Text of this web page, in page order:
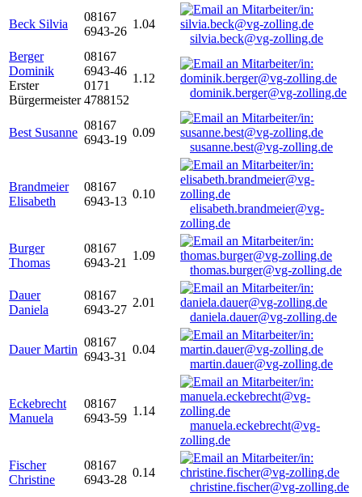
Beck Silvia
08167
6943-26
1.04
silvia.beck@vg-zolling.de
Berger
Dominik
Erster
Bürgermeister
08167
6943-46
0171
4788152
1.12
dominik.berger@vg-zolling.de
Best Susanne
08167
6943-19
0.09
susanne.best@vg-zolling.de
Brandmeier
Elisabeth
08167
6943-13
0.10
elisabeth.brandmeier@vg-
zolling.de
Burger
Thomas
08167
6943-21
1.09
thomas.burger@vg-zolling.de
Dauer
Daniela
08167
6943-27
2.01
daniela.dauer@vg-zolling.de
Dauer Martin
08167
6943-31
0.04
martin.dauer@vg-zolling.de
Eckebrecht
Manuela
08167
6943-59
1.14
manuela.eckebrecht@vg-
zolling.de
Fischer
Christine
08167
6943-28
0.14
christine.fischer@vg-zolling.de